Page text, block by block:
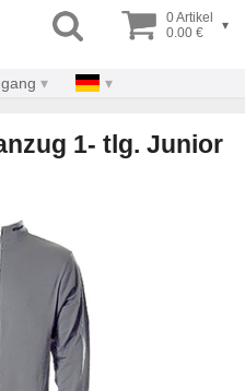
0 Artikel
0.00 €
▾
1- tlg. Junior